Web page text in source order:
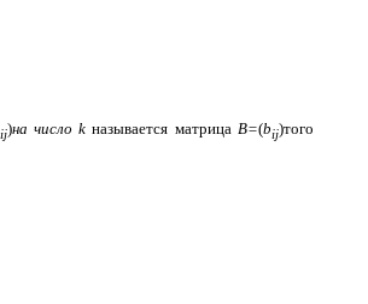
ij)на число kназывается матрица В=(bij)того